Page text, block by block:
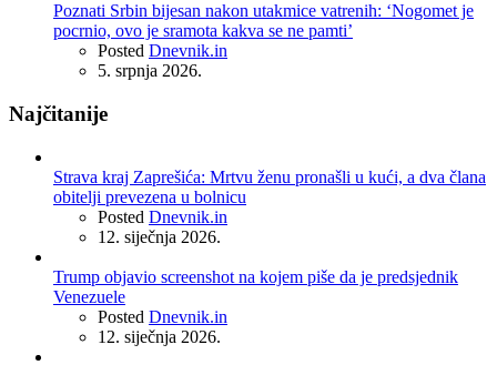
Poznati Srbin bijesan nakon utakmice vatrenih: ‘Nogomet je
pocrnio, ovo je sramota kakva se ne pamti’
Posted Dnevnik.in
5. srpnja 2026.
Najčitanije
Strava kraj Zaprešića: Mrtvu ženu pronašli u kući, a dva člana
obitelji prevezena u bolnicu
Posted Dnevnik.in
12. siječnja 2026.
Trump objavio screenshot na kojem piše da je predsjednik
Venezuele
Posted Dnevnik.in
12. siječnja 2026.